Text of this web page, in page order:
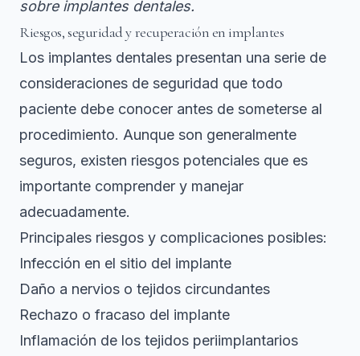
sobre implantes dentales.
Riesgos, seguridad y recuperación en implantes
Los implantes dentales presentan una serie de
consideraciones de seguridad que todo
paciente debe conocer antes de someterse al
procedimiento. Aunque son generalmente
seguros, existen riesgos potenciales que es
importante comprender y manejar
adecuadamente.
Principales riesgos y complicaciones posibles:
Infección en el sitio del implante
Daño a nervios o tejidos circundantes
Rechazo o fracaso del implante
Inflamación de los tejidos periimplantarios